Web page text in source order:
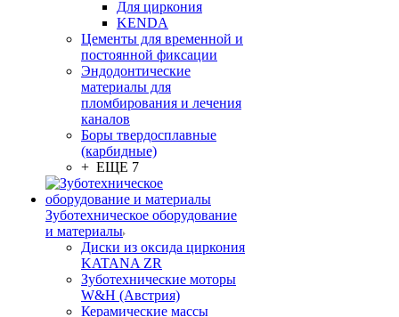
Для циркония
KENDA
Цементы для временной и
постоянной фиксации
Эндодонтические
материалы для
пломбирования и лечения
каналов
Боры твердосплавные
(карбидные)
+ ЕЩЕ 7
Зуботехническое оборудование
и материалы
Диски из оксида циркония
KATANA ZR
Зуботехнические моторы
W&H (Австрия)
Керамические массы